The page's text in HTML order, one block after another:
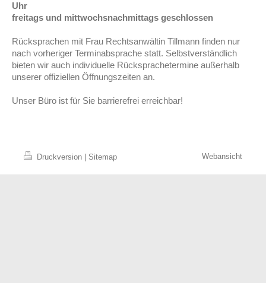
Uhr
freitags und mittwochsnachmittags geschlossen
Rücksprachen mit Frau Rechtsanwältin Tillmann finden nur
nach vorheriger Terminabsprache statt. Selbstverständlich
bieten wir auch individuelle Rücksprachetermine außerhalb
unserer offiziellen Öffnungszeiten an.
Unser Büro ist für Sie barrierefrei erreichbar!
Druckversion Sitemap Webansicht